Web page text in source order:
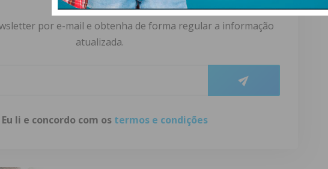
por e-mail e obtenha de forma regular a informação
atualizada.
Eu li e concordo com os termos e condições